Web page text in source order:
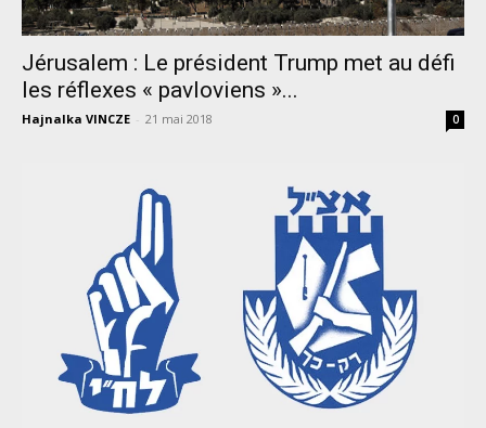
Jérusalem : Le président Trump met au défi
les réflexes « pavloviens »...
Hajnalka VINCZE - 21 mai 2018 0